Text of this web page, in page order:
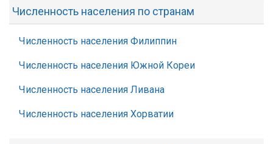
Численность населения по странам
Численность населения Филиппин
Численность населения Южной Кореи
Численность населения Ливана
Численность населения Хорватии